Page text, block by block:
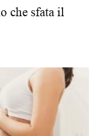
che sfata il